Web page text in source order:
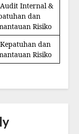
Audit Internal &
dan
Risiko
dan
Risiko